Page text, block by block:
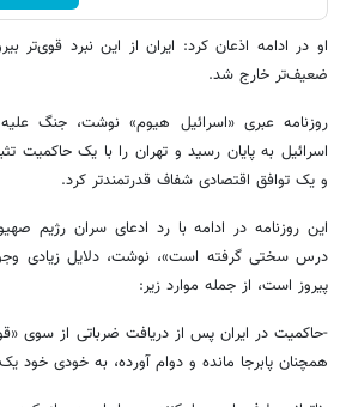
او در ادامه اذعان کرد: ایران از این نبرد قوی‌تر
ضعیف‌تر خارج شد.
روزنامه عبری «اسرائیل هیوم» نوشت، جنگ
اسرائیل به پایان رسید و تهران را با یک حاکمیت
و یک توافق اقتصادی شفاف قدرتمندتر کرد.
این روزنامه در ادامه با رد ادعای سران رژیم
درس سختی گرفته است»، نوشت، دلایل زیادی
پیروز است، از جمله موارد زیر:
-حاکمیت در ایران پس از دریافت ضرباتی از سوی
همچنان پابرجا مانده و دوام آورده، به خودی خود